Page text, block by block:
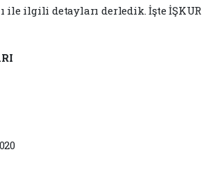
ile ilgili detayları derledik. İşte İŞKUR